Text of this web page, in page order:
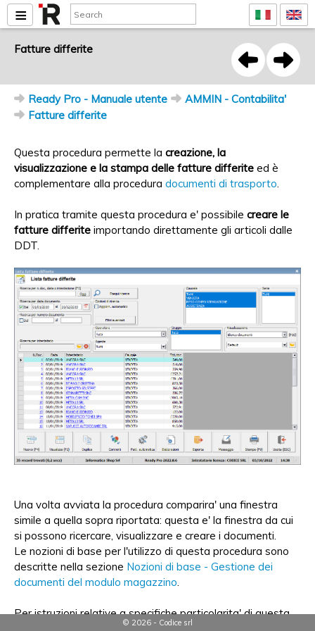
Fatture differite
Ready Pro - Manuale utente
AMMIN - Contabilita'
Fatture differite
Questa procedura permette la creazione, la
visualizzazione e la stampa delle fatture differite ed è
complementare alla procedura documenti di trasporto.
In pratica tramite questa procedura e' possibile creare le
fatture differite importando direttamente gli articoli dalle
DDT.
Una volta avviata la procedura comparira' una finestra
simile a quella sopra riportata: questa e' la finestra da cui
si possono ricercare, visualizzare e creare i documenti.
Le nozioni di base per l'utilizzo di questa procedura sono
descritte nella sezione Nozioni di base - Gestione dei
documenti del modulo magazzino.
Per istruzioni relative a specifiche particolarita' di questa
© 2026 - Codice srl